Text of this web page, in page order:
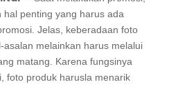
penting yang harus ada
Jelas, keberadaan foto
asalan melainkan harus melalui
matang. Karena fungsinya
foto produk harusla menarik